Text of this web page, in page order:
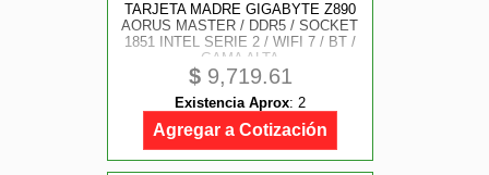
TARJETA MADRE GIGABYTE Z890
AORUS MASTER / DDR5 / SOCKET
1851 INTEL SERIE 2 / WIFI 7 / BT /
GAMA ALTA
$9,719.61
Existencia Aprox: 2
Agregar a Cotización